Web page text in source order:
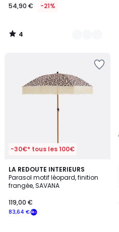
54,90 € -21%
4
/
-30€* tous les 100€
LA REDOUTE INTERIEURS
Parasol motif léopard, finition
frangée, SAVANA
83,64 €
119,00 €
3,5
/ 5